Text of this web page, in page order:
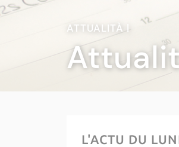
ATTUALITÀ |
L'ACTU DU